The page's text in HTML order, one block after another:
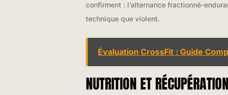
confirment : l’alternance fractionné-
technique que violent.
Évaluation CrossFit : Guide
NUTRITION ET